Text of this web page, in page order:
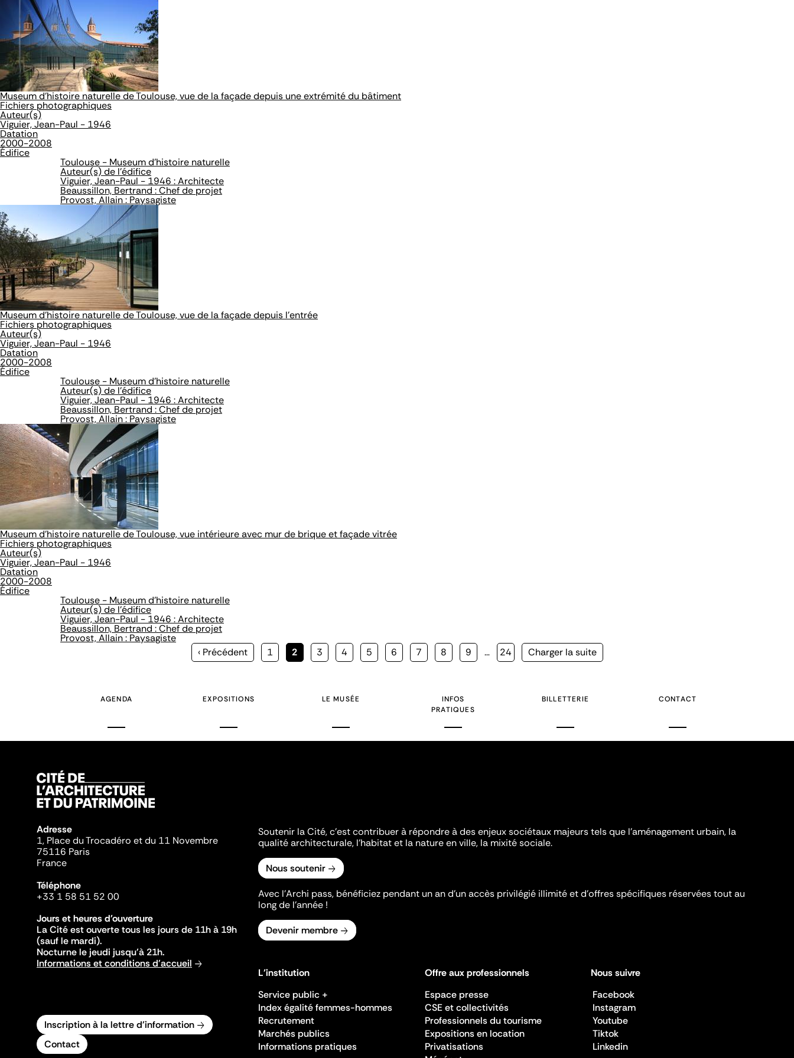
Museum d'histoire naturelle de Toulouse, vue de la façade depuis une extrémité du bâtiment
Fichiers photographiques
Auteur(s)
Viguier, Jean-Paul - 1946
Datation
2000-2008
Édifice
Toulouse - Museum d'histoire naturelle
Auteur(s) de l'édifice
Viguier, Jean-Paul - 1946 : Architecte
Beaussillon, Bertrand : Chef de projet
Provost, Allain : Paysagiste
Museum d'histoire naturelle de Toulouse, vue de la façade depuis l'entrée
Fichiers photographiques
Auteur(s)
Viguier, Jean-Paul - 1946
Datation
2000-2008
Édifice
Toulouse - Museum d'histoire naturelle
Auteur(s) de l'édifice
Viguier, Jean-Paul - 1946 : Architecte
Beaussillon, Bertrand : Chef de projet
Provost, Allain : Paysagiste
Museum d'histoire naturelle de Toulouse, vue intérieure avec mur de brique et façade vitrée
Fichiers photographiques
Auteur(s)
Viguier, Jean-Paul - 1946
Datation
2000-2008
Édifice
Toulouse - Museum d'histoire naturelle
Auteur(s) de l'édifice
Viguier, Jean-Paul - 1946 : Architecte
Beaussillon, Bertrand : Chef de projet
Provost, Allain : Paysagiste
Page
‹ Précédent Page
1
Page
2 Page
3 Page
4 Page
5 Page
6 Page
7 Page
8 Page
9 … Page
24
Page
Charger la suite
AGENDA EXPOSITIONS LE MUSÉE
INFOS
PRATIQUES
BILLETTERIE CONTACT
Adresse
1, Place du Trocadéro et du 11 Novembre
75116 Paris
France
Téléphone
+33 1 58 51 52 00
Jours et heures d'ouverture
La Cité est ouverte tous les jours de 11h à 19h
(sauf le mardi).
Nocturne le jeudi jusqu'à 21h.
Informations et conditions d'accueil
Inscription à la lettre d'information
Contact
Soutenir la Cité, c'est contribuer à répondre à des enjeux sociétaux majeurs tels que l'aménagement urbain, la
qualité architecturale, l'habitat et la nature en ville, la mixité sociale.
Nous soutenir
Avec l’Archi pass, bénéficiez pendant un an d’un accès privilégié illimité et d’offres spécifiques réservées tout au
long de l’année !
Devenir membre
L'institution
Service public +
Index égalité femmes-hommes
Recrutement
Marchés publics
Informations pratiques
Offre aux professionnels
Espace presse
CSE et collectivités
Professionnels du tourisme
Expositions en location
Privatisations
Nous suivre
Facebook
Instagram
Youtube
Tiktok
Linkedin